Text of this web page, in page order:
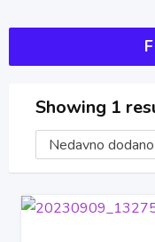
Showing 1